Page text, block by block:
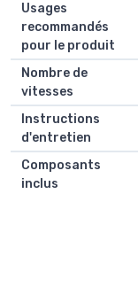
Usages
recommandés
pour le produit
Nombre de
vitesses
Instructions
d'entretien
Composants
inclus